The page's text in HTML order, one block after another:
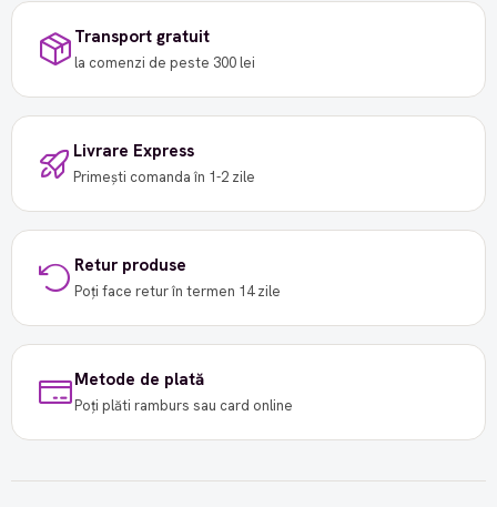
Transport gratuit
la comenzi de peste 300 lei
Livrare Express
Primești comanda în 1-2 zile
Retur produse
Poți face retur în termen 14 zile
Metode de plată
Poți plăti ramburs sau card online